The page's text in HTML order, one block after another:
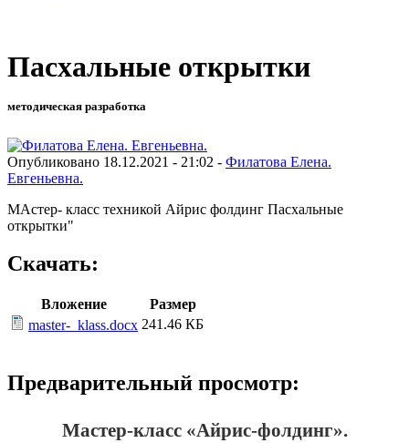
Пасхальные открытки
методическая разработка
Опубликовано 18.12.2021 - 21:02 - Филатова Елена.
Евгеньевна.
МАстер- класс техникой Айрис фолдинг Пасхальные
открытки"
Скачать:
Вложение
Размер
master-_klass.docx 241.46 КБ
Предварительный просмотр:
Мастер-класс «Айрис-фолдинг».